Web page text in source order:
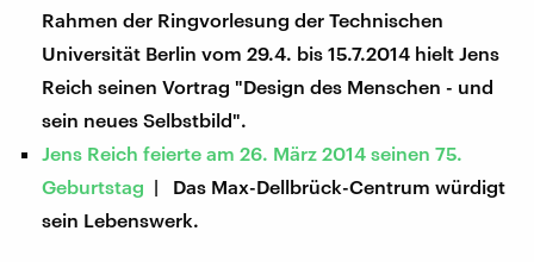
Rahmen der Ringvorlesung der Technischen
Universität Berlin vom 29.4. bis 15.7.2014 hielt Jens
Reich seinen Vortrag "Design des Menschen - und
sein neues Selbstbild".
Jens Reich feierte am 26. März 2014 seinen 75.
Geburtstag | Das Max-Dellbrück-Centrum würdigt
sein Lebenswerk.